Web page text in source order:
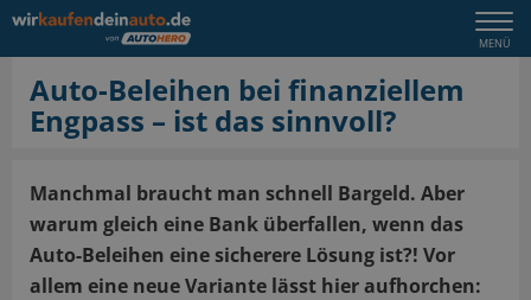
MENÜ
Auto-Beleihen bei finanziellem
Engpass – ist das sinnvoll?
Manchmal braucht man schnell Bargeld. Aber
warum gleich eine Bank überfallen, wenn das
Auto-Beleihen eine sicherere Lösung ist?! Vor
allem eine neue Variante lässt hier aufhorchen: